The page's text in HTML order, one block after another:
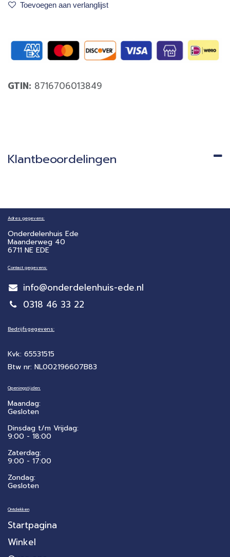
Toevoegen aan verlanglijst
GTIN: 8716706013849
Klantbeoordelingen
Adres gegevens:
Onderdelenhuis Ede
Maanderweg 40
6711 NE EDE
Contact gegevens:
info@onderdelenhuis-ede.nl
0318 46 33 22
Bedrijfsgegevens:
Kvk: 65531515
Btw nr: NL002196607B83
Openingstijden:
Maandag:
Gesloten
Dinsdag t/m Vrijdag:
9:00 - 18:00
Zaterdag:
​9:00 - 17:00
Zondag:
Gesloten
Ontdekken
Startpagina
Winkel